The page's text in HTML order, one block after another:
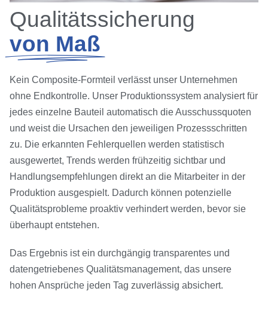
Qualitätssicherung
von Maß
Kein Composite-Formteil verlässt unser Unternehmen
ohne Endkontrolle. Unser Produktionssystem analysiert für
jedes einzelne Bauteil automatisch die Ausschussquoten
und weist die Ursachen den jeweiligen Prozessschritten
zu. Die erkannten Fehlerquellen werden statistisch
ausgewertet, Trends werden frühzeitig sichtbar und
Handlungsempfehlungen direkt an die Mitarbeiter in der
Produktion ausgespielt. Dadurch können potenzielle
Qualitätsprobleme proaktiv verhindert werden, bevor sie
überhaupt entstehen.
Das Ergebnis ist ein durchgängig transparentes und
datengetriebenes Qualitätsmanagement, das unsere
hohen Ansprüche jeden Tag zuverlässig absichert.